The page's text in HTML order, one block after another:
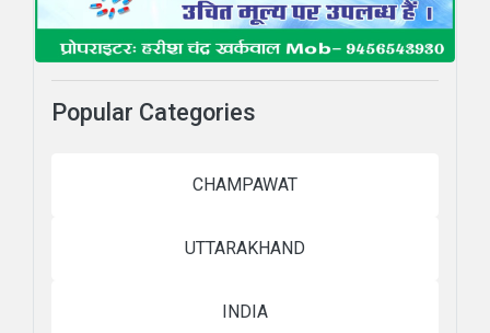
Popular Categories
CHAMPAWAT
UTTARAKHAND
INDIA